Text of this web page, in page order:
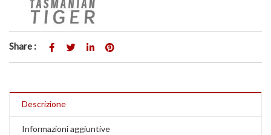
Share :
Descrizione
Informazioni aggiuntive